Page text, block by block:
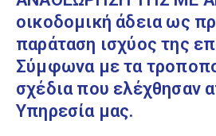
οικοδομική άδεια ως
παράταση ισχύος της
Σύμφωνα με τα
σχέδια που ελέχθησαν
Υπηρεσία μας.